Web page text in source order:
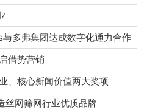
多弗集团达成数字化通力合作
借势营销
、核心新闻价值两大奖项
丝网筛网行业优质品牌